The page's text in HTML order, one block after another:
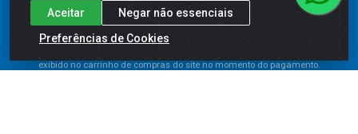
Aceitar
Negar não essenciais
Preferências de Cookies
Preços, promoções, condições de pagamento e frete são válidos
para compras realizadas exclusivamente pelo site. Caso haja
exibido no carrinho de compras do site no momento do pagamento.